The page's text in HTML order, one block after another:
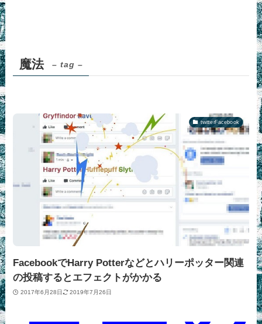
魔法 – tag –
twitterFacebook
FacebookでHarry Potterなどとハリーポッター関連
の投稿するとエフェクトがかかる
2017年6月28日 2019年7月26日